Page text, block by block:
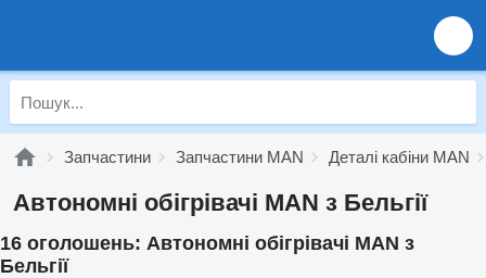
Запчастини Запчастини MAN Деталі кабіни MAN
Автономні обігрівачі MAN з Бельгії
16 оголошень: Автономні обігрівачі MAN з
Бельгії